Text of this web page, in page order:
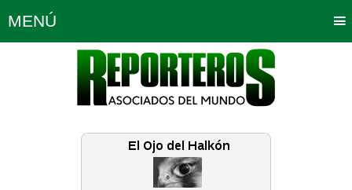
MENÚ
Política Opinión Bogotá
Planeta Tierra Deportes
Educación Neira